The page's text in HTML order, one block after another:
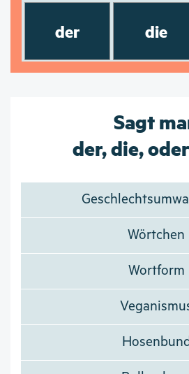
der die
Sagt
der, die,
Wörtchen
Wortform